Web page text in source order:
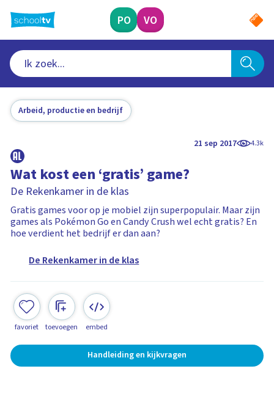
naar
hoofdinhoud
PO VO
Arbeid, productie en bedrijf
21 sep 2017 4.3k
Wat kost een ‘gratis’ game?
De Rekenkamer in de klas
Gratis games voor op je mobiel zijn superpopulair. Maar zijn
games als Pokémon Go en Candy Crush wel echt gratis? En
hoe verdient het bedrijf er dan aan?
De Rekenkamer in de klas
favoriet toevoegen embed
Handleiding en kijkvragen